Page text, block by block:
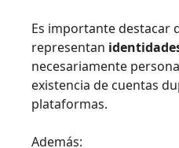
Es importante destacar
representan
necesariamente
existencia de cuentas
plataformas.
Además: